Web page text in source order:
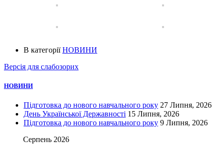
В категоріїНОВИНИ
Версія для слабозорих
НОВИНИ
Підготовка до нового навчального року 27 Липня, 2026
День Української Державності 15 Липня, 2026
Підготовка до нового навчального року 9 Липня, 2026
Серпень 2026